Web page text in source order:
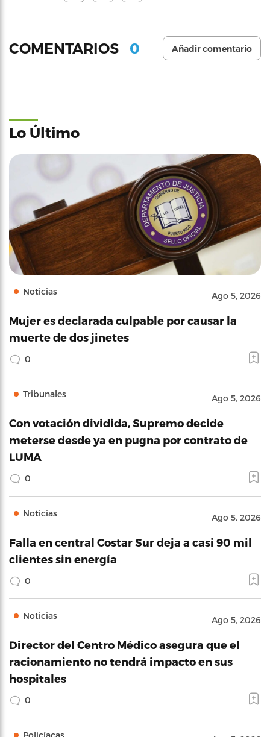
COMENTARIOS 0 Añadir comentario
Lo Último
Noticias Ago 5, 2026
Mujer es declarada culpable por causar la
muerte de dos jinetes
0
Tribunales Ago 5, 2026
Con votación dividida, Supremo decide
meterse desde ya en pugna por contrato de
LUMA
0
Noticias Ago 5, 2026
Falla en central Costar Sur deja a casi 90 mil
clientes sin energía
0
Noticias Ago 5, 2026
Director del Centro Médico asegura que el
racionamiento no tendrá impacto en sus
hospitales
0
Policíacas